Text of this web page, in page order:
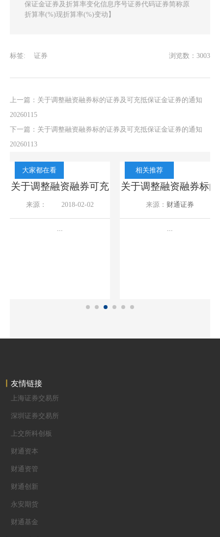
保证金证券及折算率变化信息序号证券代码证券简称原
折算率(%)现折算率(%)变动】
标签: 证券 浏览数：3003
上一篇： 关于调整融资融券标的证券及可充抵保证金证券的通知
20260115
下一篇： 关于调整融资融券标的证券及可充抵保证金证券的通知
20260113
大家都在看
关于调整融资融券可充
抵保证金证券折算率的
通知20180202
来源： 2018-02-02
...
相关推荐
关于调整融资融券标的
证券及可充抵保证金证
券的通知20260807
来源： 财通证券
...
友情链接
上海证券交易所
深圳证券交易所
上交所科创板
财通资本
财通资管
财通创新
永安期货
财通基金